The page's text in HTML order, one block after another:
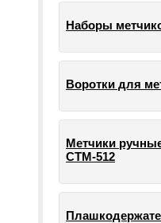
Наборы
Воротки для
Метчики
СТМ-512